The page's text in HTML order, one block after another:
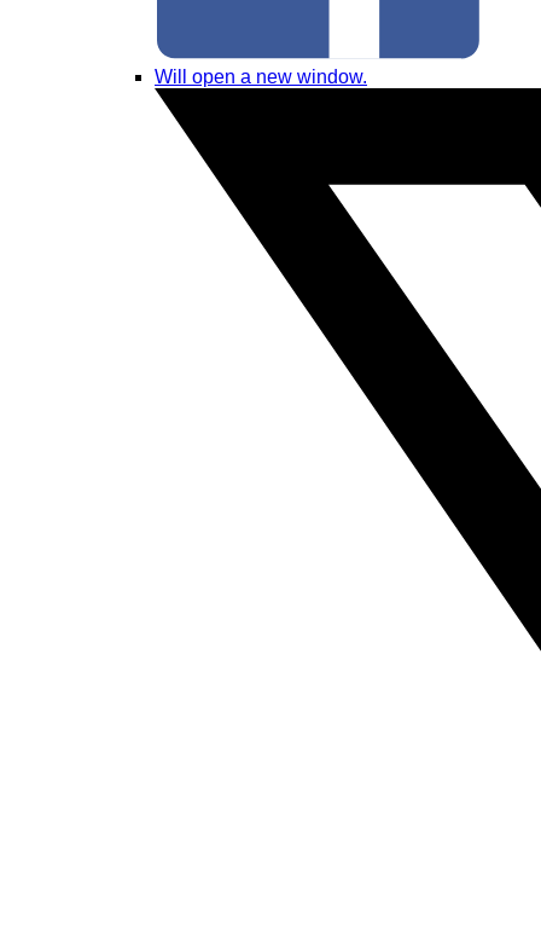
Will open a new window.